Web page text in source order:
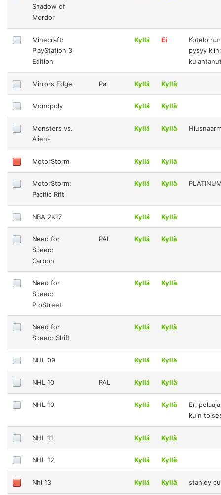
Shadow of
Mordor
Minecraft:
PlayStation 3
Edition
Kyllä Ei
Kotelo
pysyy
Mirrors Edge Pal Kyllä Kyllä
Monopoly Kyllä Kyllä
Monsters vs.
Aliens
Kyllä Kyllä
MotorStorm Kyllä Kyllä
MotorStorm:
Pacific Rift
Kyllä Kyllä
NBA 2K17 Kyllä Kyllä
Need for
Speed:
Carbon
PAL Kyllä Kyllä
Need for
Speed:
ProStreet
Kyllä Kyllä
Need for
Speed: Shift
Kyllä Kyllä
NHL 09 Kyllä Kyllä
NHL 10 PAL Kyllä Kyllä
NHL 10 Kyllä Kyllä
Eri
kuin
NHL 11 Kyllä Kyllä
NHL 12 Kyllä Kyllä
Nhl 13 Kyllä Kyllä stanley